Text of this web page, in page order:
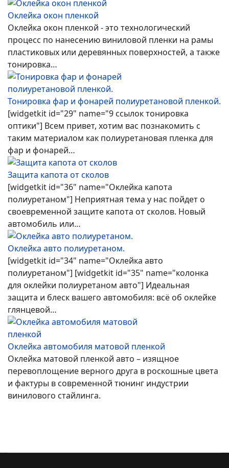
Оклейка окон пленкой
Оклейка окон пленкой - это технологический
процесс по нанесению виниловой пленки на рамы
пластиковых или деревянных поверхностей, а также
тонировка…
Тонировка фар и фонарей полиуретановой пленкой.
[widgetkit id="29" name="9 ссылок тонировка
оптики"] Всем привет, хотим вас познакомить с
таким материалом как полиуретановая пленка для
фар и фонарей…
Защита капота от сколов
[widgetkit id="36" name="Оклейка капота
полиуретаном"] Неприятная тема у нас пойдет о
своевременной защите капота от сколов. Новый
автомобиль или…
Оклейка авто полиуретаном.
[widgetkit id="34" name="Оклейка авто
полиуретаном"] [widgetkit id="35" name="колонка
для оклейки полиуретаном авто"] Идеальная
защита и блеск вашего автомобиля: всё об оклейке
глянцевой…
Оклейка автомобиля матовой пленкой
Оклейка матовой пленкой авто – изящное
перевоплощение верного друга в роскошные цвета
и фактуры в современной тюнинг индустрии
винилового стайлинга.